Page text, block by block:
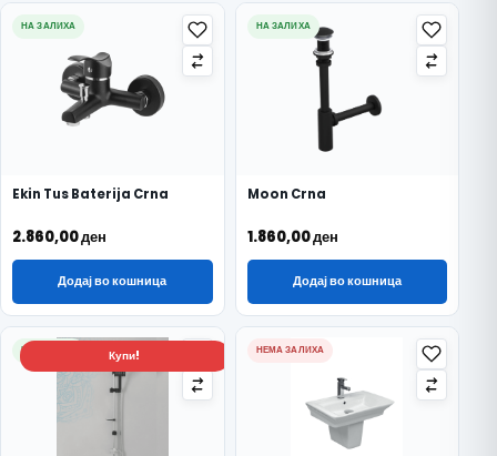
НА ЗАЛИХА
Ekin Tus Baterija Crna
2.860,00ден
Додај во кошница
НА ЗАЛИХА
Moon Crna
1.860,00ден
Додај во кошница
НА ЗАЛИХА Купи! НЕМА ЗАЛИХА